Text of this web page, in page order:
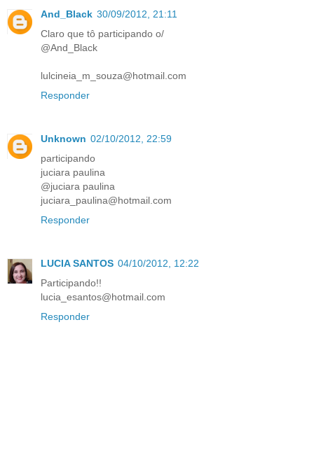
And_Black 30/09/2012, 21:11
Claro que tô participando o/
@And_Black
lulcineia_m_souza@hotmail.com
Responder
Unknown 02/10/2012, 22:59
participando
juciara paulina
@juciara paulina
juciara_paulina@hotmail.com
Responder
LUCIA SANTOS 04/10/2012, 12:22
Participando!!
lucia_esantos@hotmail.com
Responder